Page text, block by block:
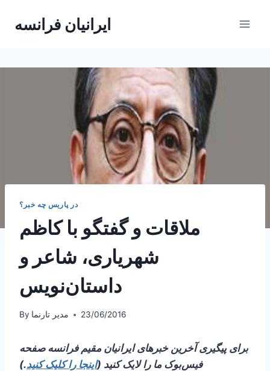
ایرانیان فرانسه
در پاریس چه خبر؟
ملاقات و گفتگو با کاظم
شهریاری، شاعر و
داستان‌نویس
By مدیر تارنما 23/06/2016
برای پیگیری آخرین خبرهای ایرانیان مقیم فرانسه صفحه
فیس‌بوک ما را لایک کنید (اینجا را کلیک کنید.)